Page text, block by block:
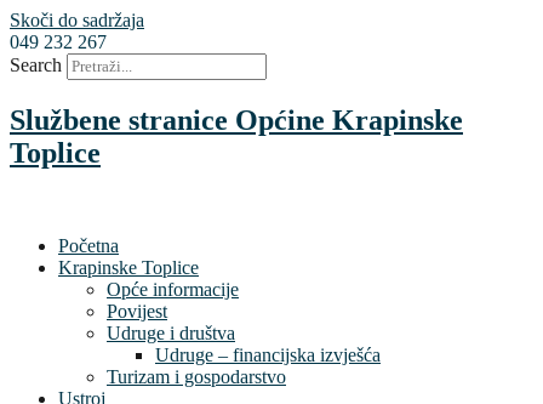
Skoči do sadržaja
049 232 267
Search
Službene stranice Općine Krapinske
Toplice
Početna
Krapinske Toplice
Opće informacije
Povijest
Udruge i društva
Udruge – financijska izvješća
Turizam i gospodarstvo
Ustroj